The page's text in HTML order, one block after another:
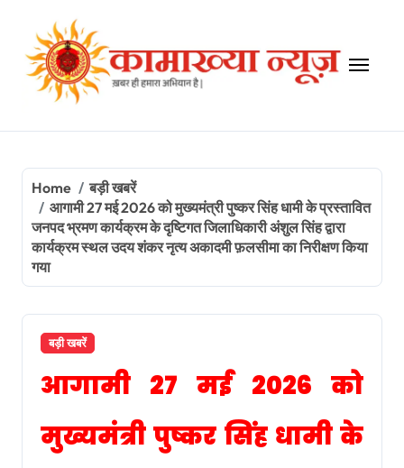
content
Home
बड़ी खबरें
आगामी 27 मई 2026 को मुख्यमंत्री पुष्कर सिंह धामी के प्रस्तावित
जनपद भ्रमण कार्यक्रम के दृष्टिगत जिलाधिकारी अंशुल सिंह द्वारा
कार्यक्रम स्थल उदय शंकर नृत्य अकादमी फ़लसीमा का निरीक्षण किया
गया
बड़ी खबरें
आगामी 27 मई 2026 को
मुख्यमंत्री पुष्कर सिंह धामी के